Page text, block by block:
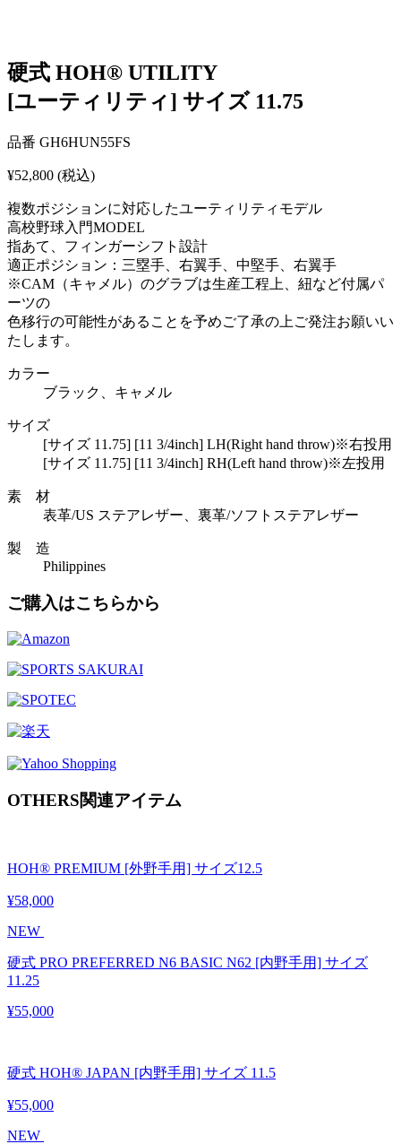
硬式 HOH® UTILITY
[ユーティリティ] サイズ 11.75
品番 GH6HUN55FS
¥52,800 (税込)
複数ポジションに対応したユーティリティモデル
高校野球入門MODEL
指あて、フィンガーシフト設計
適正ポジション：三塁手、右翼手、中堅手、右翼手
※CAM（キャメル）のグラブは生産工程上、紐など付属パ
ーツの
色移行の可能性があることを予めご了承の上ご発注お願いい
たします。
カラー
ブラック、キャメル
サイズ
[サイズ 11.75] [11 3/4inch] LH(Right hand throw)※右投用
[サイズ 11.75] [11 3/4inch] RH(Left hand throw)※左投用
素 材
表革/US ステアレザー、裏革/ソフトステアレザー
製 造
Philippines
ご購入はこちらから
OTHERS関連アイテム
HOH® PREMIUM [外野手用] サイズ12.5
¥58,000
NEW
硬式 PRO PREFERRED N6 BASIC N62 [内野手用] サイズ
11.25
¥55,000
硬式 HOH® JAPAN [内野手用] サイズ 11.5
¥55,000
NEW